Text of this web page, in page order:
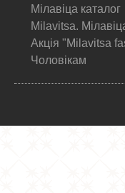
Мілавіца каталог
Milavitsa.
Акція "Milavitsa
Чоловікам